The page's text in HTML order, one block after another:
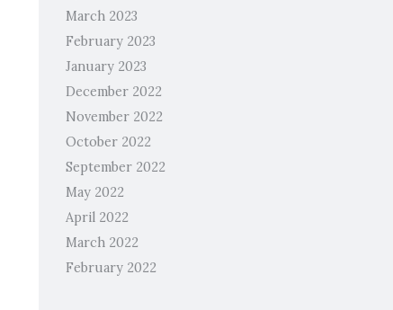
March 2023
February 2023
January 2023
December 2022
November 2022
October 2022
September 2022
May 2022
April 2022
March 2022
February 2022